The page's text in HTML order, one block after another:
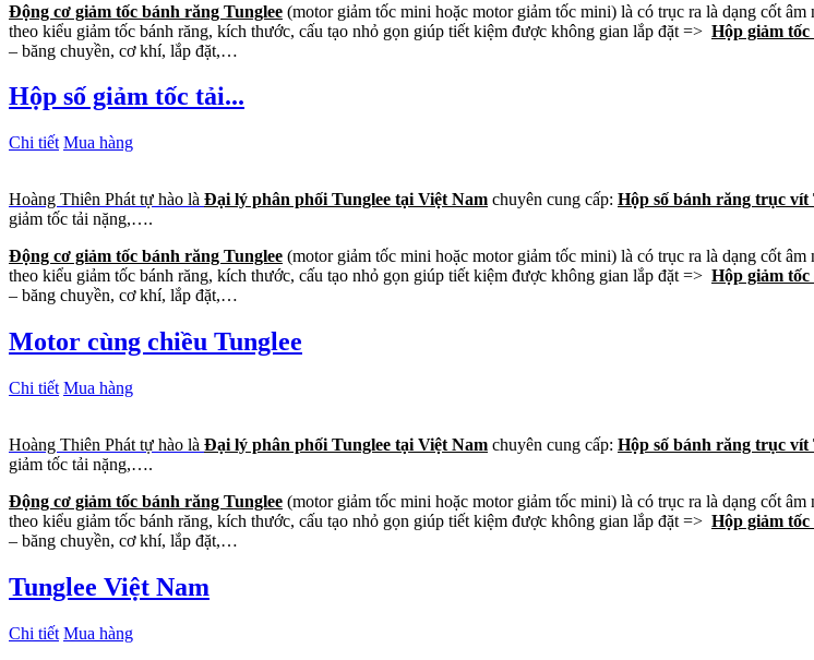
Động cơ giảm tốc bánh răng Tunglee (motor giảm tốc mini hoặc motor giảm tốc mini) là có trục ra là dạng cốt
theo kiểu giảm tốc bánh răng, kích thước, cấu tạo nhỏ gọn giúp tiết kiệm được không gian lắp đặt => Hộp giảm
– băng chuyền, cơ khí, lắp đặt,…
Hộp số giảm tốc tải...
Chi tiết Mua hàng
Hoàng Thiên Phát tự hào là Đại lý phân phối Tunglee tại Việt Nam chuyên cung cấp: Hộp số bánh răng trục vít
giảm tốc tải nặng,….
Động cơ giảm tốc bánh răng Tunglee (motor giảm tốc mini hoặc motor giảm tốc mini) là có trục ra là dạng cốt
theo kiểu giảm tốc bánh răng, kích thước, cấu tạo nhỏ gọn giúp tiết kiệm được không gian lắp đặt => Hộp giảm
– băng chuyền, cơ khí, lắp đặt,…
Motor cùng chiều Tunglee
Chi tiết Mua hàng
Hoàng Thiên Phát tự hào là Đại lý phân phối Tunglee tại Việt Nam chuyên cung cấp: Hộp số bánh răng trục vít
giảm tốc tải nặng,….
Động cơ giảm tốc bánh răng Tunglee (motor giảm tốc mini hoặc motor giảm tốc mini) là có trục ra là dạng cốt
theo kiểu giảm tốc bánh răng, kích thước, cấu tạo nhỏ gọn giúp tiết kiệm được không gian lắp đặt => Hộp giảm
– băng chuyền, cơ khí, lắp đặt,…
Tunglee Việt Nam
Chi tiết Mua hàng